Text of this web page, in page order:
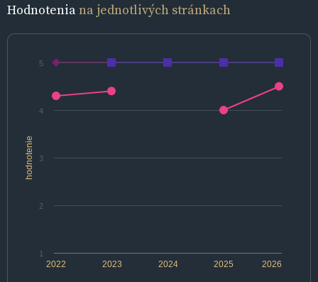
Hodnoteniana jednotlivých stránkach
hodnotenie
2022 2024 2026
2023 2025
1
2
3
4
5